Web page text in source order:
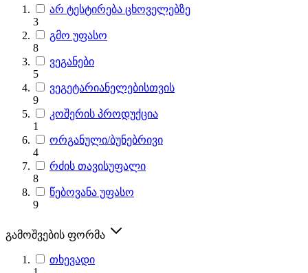
არ ტესტირება ცხოველებზე
3
გმო უფასო
8
ვეგანები
5
ვეგეტარიანელებისთვის
9
კოშერის პროდუქცია
1
ორგანული/ბუნებრივი
4
რძის თავისუფალი
8
წებოვანა უფასო
9
გამოშვების ფორმა
თხევადი